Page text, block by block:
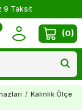
9 Taksit
(0)
/ Kalınlık